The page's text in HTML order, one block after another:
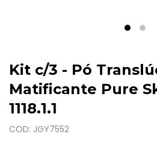
Kit c/3 - Pó
Matificante Pure
1118.1.1
COD: JGY7552